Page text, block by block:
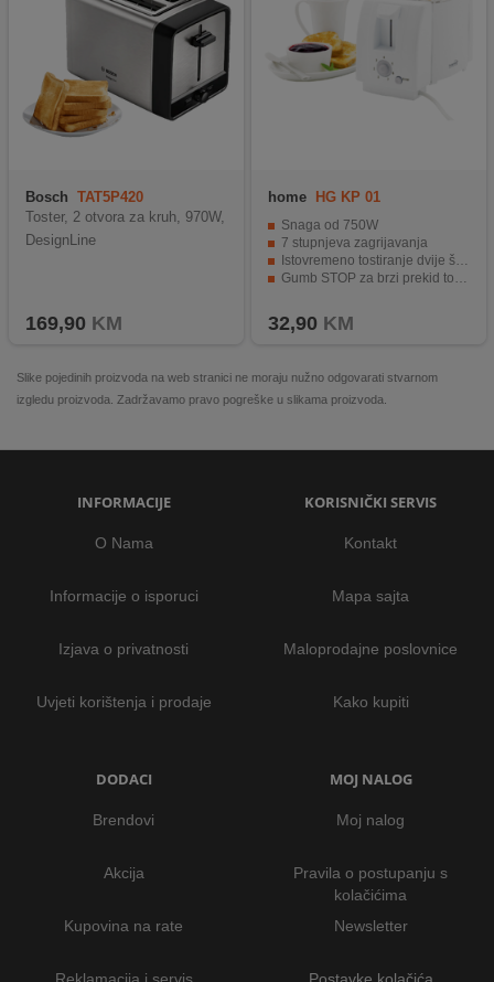
Bosch TAT5P420
Toster, 2 otvora za kruh, 970W,
DesignLine
169,90 KM
home HG KP 01
Snaga od 750W
7 stupnjeva zagrijavanja
Istovremeno tostiranje dvije šnite kruha
Gumb STOP za brzi prekid tostiranja
32,90 KM
Slike pojedinih proizvoda na web stranici ne moraju nužno odgovarati stvarnom
izgledu proizvoda. Zadržavamo pravo pogreške u slikama proizvoda.
INFORMACIJE
O Nama
Informacije o isporuci
Izjava o privatnosti
Uvjeti korištenja i prodaje
KORISNIČKI SERVIS
Kontakt
Mapa sajta
Maloprodajne poslovnice
Kako kupiti
DODACI
Brendovi
Akcija
Kupovina na rate
MOJ NALOG
Moj nalog
Pravila o postupanju s
kolačićima
Newsletter